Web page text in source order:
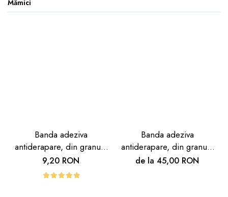
Mămici
Banda adeziva
antiderapare, din granule
abrazive, tip fasii, 6 buc,
28cm
9,20 RON
Banda adeziva
antiderapare, din granule
abrazive, galbena
de la 45,00 RON